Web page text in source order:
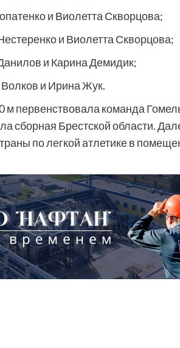
и Виолетта Скворцова;
и Виолетта Скворцова;
и Карина Демидик;
и Ирина Жук.
м первенствовала команда
сборная Брестской области.
по легкой атлетике в